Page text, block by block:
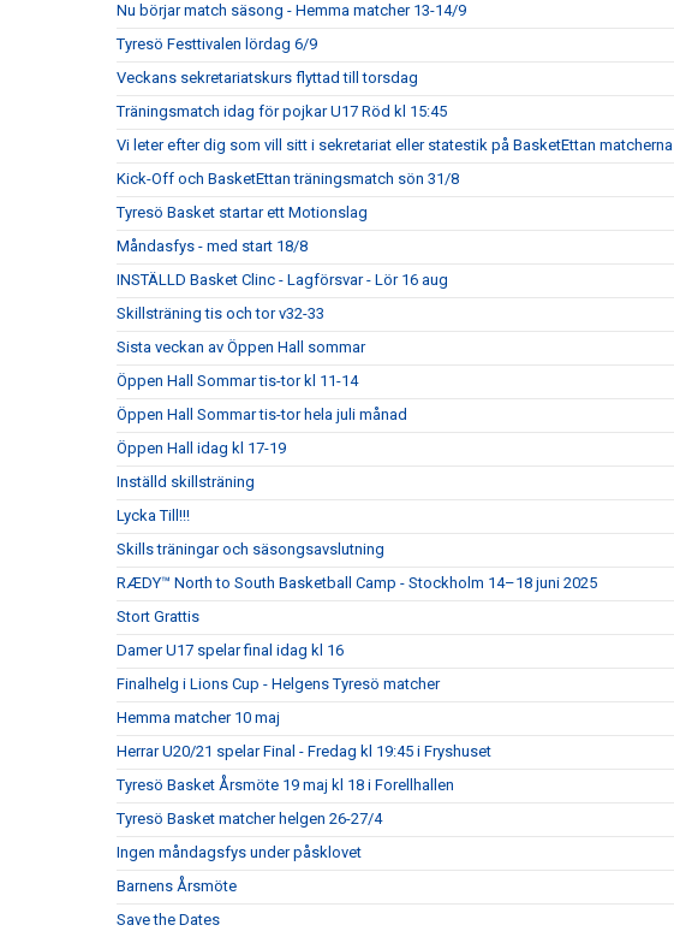
Nu börjar match säsong - Hemma matcher 13-14/9
Tyresö Festtivalen lördag 6/9
Veckans sekretariatskurs flyttad till torsdag
Träningsmatch idag för pojkar U17 Röd kl 15:45
Vi leter efter dig som vill sitt i sekretariat eller statestik på BasketEttan matcherna
Kick-Off och BasketEttan träningsmatch sön 31/8
Tyresö Basket startar ett Motionslag
Måndasfys - med start 18/8
INSTÄLLD Basket Clinc - Lagförsvar - Lör 16 aug
Skillsträning tis och tor v32-33
Sista veckan av Öppen Hall sommar
Öppen Hall Sommar tis-tor kl 11-14
Öppen Hall Sommar tis-tor hela juli månad
Öppen Hall idag kl 17-19
Inställd skillsträning
Lycka Till!!!
Skills träningar och säsongsavslutning
RÆDY™ North to South Basketball Camp - Stockholm 14–18 juni 2025
Stort Grattis
Damer U17 spelar final idag kl 16
Finalhelg i Lions Cup - Helgens Tyresö matcher
Hemma matcher 10 maj
Herrar U20/21 spelar Final - Fredag kl 19:45 i Fryshuset
Tyresö Basket Årsmöte 19 maj kl 18 i Forellhallen
Tyresö Basket matcher helgen 26-27/4
Ingen måndagsfys under påsklovet
Barnens Årsmöte
Save the Dates